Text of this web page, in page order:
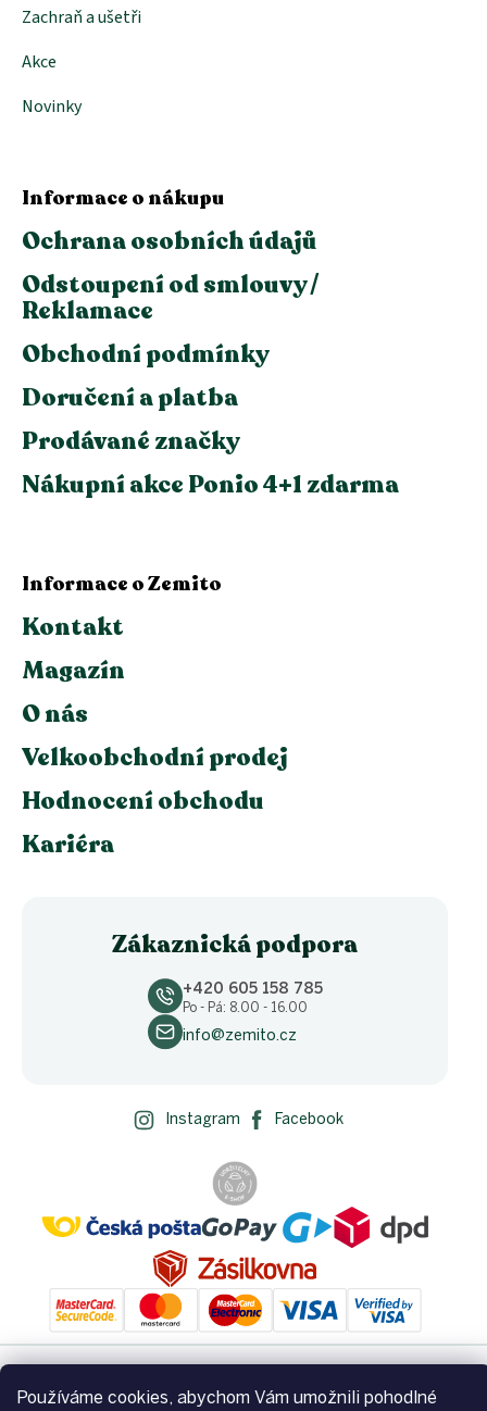
Používáme cookies, abychom Vám umožnili pohodlné
Zachraň a ušetři
Akce
Novinky
Informace o nákupu
Ochrana osobních údajů
Odstoupení od smlouvy /
Reklamace
Obchodní podmínky
Doručení a platba
Prodávané značky
Nákupní akce Ponio 4+1 zdarma
Informace o Zemito
Kontakt
Magazín
O nás
Velkoobchodní prodej
Hodnocení obchodu
Kariéra
Zákaznická podpora
+420 605 158 785
Po - Pá: 8.00 - 16.00
info@zemito.cz
Instagram Facebook
Vytvořil Shoptet